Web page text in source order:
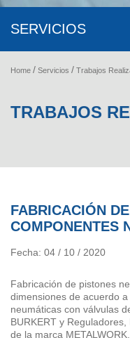
SERVICIOS
Home Servicios Trabajos
TRABAJOS
FABRICACIÓN
COMPONENTES
Fecha: 04 / 10 / 2020
Fabricación de pistones
dimensiones de acuerdo
neumáticas con válvulas
BURKERT y
de la marca METALWORK.